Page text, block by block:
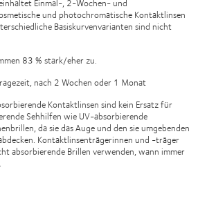
Einmal-, 2-Wochen- und
und photochromatische Kontaktlinsen
Basiskurvenvarianten sind nicht
83 % stark/eher zu.
nach 2 Wochen oder 1 Monat
Kontaktlinsen sind kein Ersatz für
Sehhilfen wie UV-absorbierende
da sie das Auge und den sie umgebenden
Kontaktlinsenträgerinnen und -träger
absorbierende Brillen verwenden, wann immer